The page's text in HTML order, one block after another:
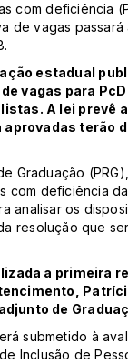
com deficiência
de vagas
estadual
vagas para
A lei prevê
terão
Graduação
deficiência
analisar os
resolução que
a primeira
de
submetido à
Inclusão de